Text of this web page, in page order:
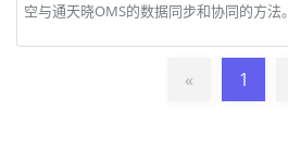
空与通天晓OMS的数据同步和协同的方法。
« 1